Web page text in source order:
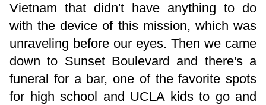
Vietnam that didn't have anything to do
with the device of this mission, which was
unraveling before our eyes. Then we came
down to Sunset Boulevard and there's a
funeral for a bar, one of the favorite spots
for high school and UCLA kids to go and